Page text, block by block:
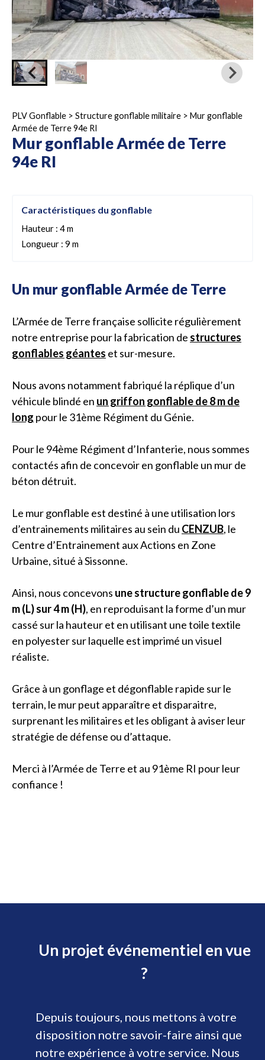
PLV Gonflable > Structure gonflable militaire > Mur gonflable
Armée de Terre 94e RI
Mur gonflable Armée de Terre
94e RI
Caractéristiques du gonflable
Hauteur : 4 m
Longueur : 9 m
Un mur gonflable Armée de Terre
L’Armée de Terre française sollicite régulièrement
notre entreprise pour la fabrication de structures
gonflables géantes et sur-mesure.
Nous avons notamment fabriqué la réplique d’un
véhicule blindé en un griffon gonflable de 8 m de
long pour le 31ème Régiment du Génie.
Pour le 94ème Régiment d’Infanterie, nous sommes
contactés afin de concevoir en gonflable un mur de
béton détruit.
Le mur gonflable est destiné à une utilisation lors
d’entrainements militaires au sein du CENZUB, le
Centre d’Entrainement aux Actions en Zone
Urbaine, situé à Sissonne.
Ainsi, nous concevons une structure gonflable de 9
m (L) sur 4 m (H), en reproduisant la forme d’un mur
cassé sur la hauteur et en utilisant une toile textile
en polyester sur laquelle est imprimé un visuel
réaliste.
Grâce à un gonflage et dégonflable rapide sur le
terrain, le mur peut apparaître et disparaitre,
surprenant les militaires et les obligant à aviser leur
stratégie de défense ou d’attaque.
Merci à l’Armée de Terre et au 91ème RI pour leur
confiance !
Un projet événementiel en vue
?
Depuis toujours, nous mettons à votre
disposition notre savoir-faire ainsi que
notre expérience à votre service. Nous